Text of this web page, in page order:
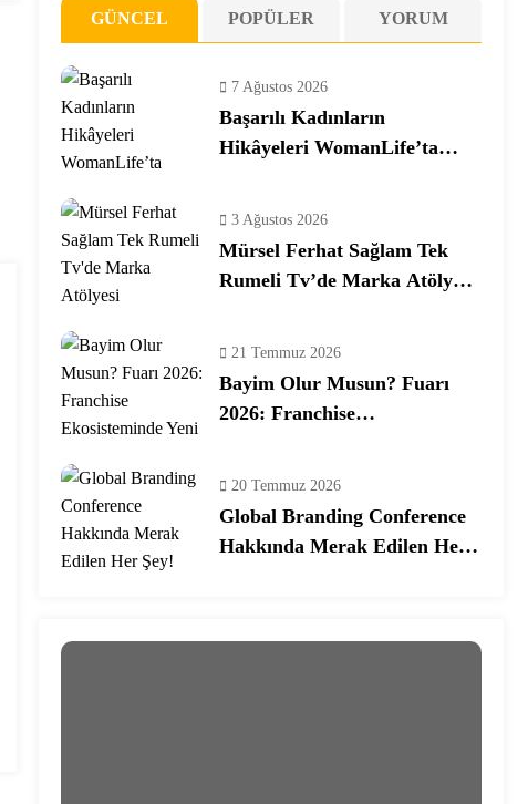
GÜNCEL POPÜLER YORUM
7 Ağustos 2026
Başarılı Kadınların
Hikâyeleri WomanLife’ta
3 Ağustos 2026
Mürsel Ferhat Sağlam Tek
Rumeli Tv’de Marka Atölyesi
21 Temmuz 2026
Bayim Olur Musun? Fuarı
2026: Franchise
20 Temmuz 2026
Global Branding Conference
Hakkında Merak Edilen Her